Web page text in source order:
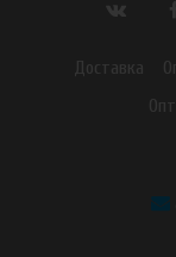
Доставка